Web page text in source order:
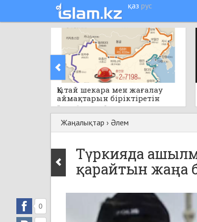
қаз рус
Қытай шекара мен жағалау
аймақтарын біріктіретін
бірегей стратегиялық жобаны
қолға алады
7 сағат бұрын 0
Жаңалықтар › Әлем
Түркияда
қарайтын жаңа
0